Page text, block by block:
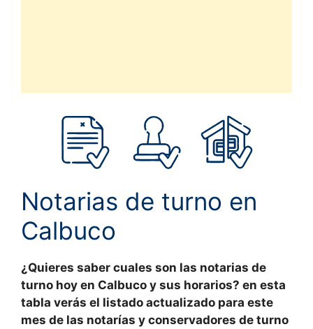
Notarias de turno en
Calbuco
¿Quieres saber cuales son las notarias de
turno hoy en Calbuco y sus horarios? en esta
tabla verás el listado actualizado para este
mes de las notarías y conservadores de turno